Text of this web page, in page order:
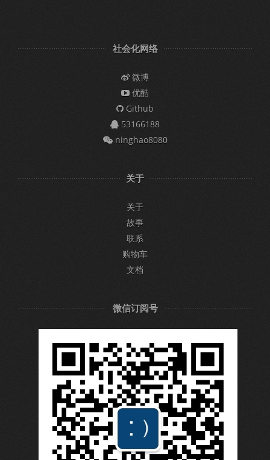
社会化网络
微博
优酷
Github
53166188
ninghao8080
关于
关于
故事
联系
购物车
文档
微信订阅号